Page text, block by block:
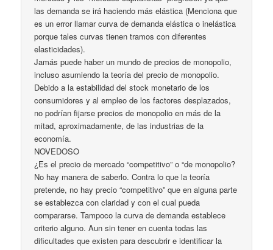
las demanda se irá haciendo más elástica (Menciona que
es un error llamar curva de demanda elástica o inelástica
porque tales curvas tienen tramos con diferentes
elasticidades).
Jamás puede haber un mundo de precios de monopolio,
incluso asumiendo la teoría del precio de monopolio.
Debido a la estabilidad del stock monetario de los
consumidores y al empleo de los factores desplazados,
no podrían fijarse precios de monopolio en más de la
mitad, aproximadamente, de las industrias de la
economía.
NOVEDOSO
¿Es el precio de mercado “competitivo” o “de monopolio?
No hay manera de saberlo. Contra lo que la teoría
pretende, no hay precio “competitivo” que en alguna parte
se establezca con claridad y con el cual pueda
compararse. Tampoco la curva de demanda establece
criterio alguno. Aun sin tener en cuenta todas las
dificultades que existen para descubrir e identificar la